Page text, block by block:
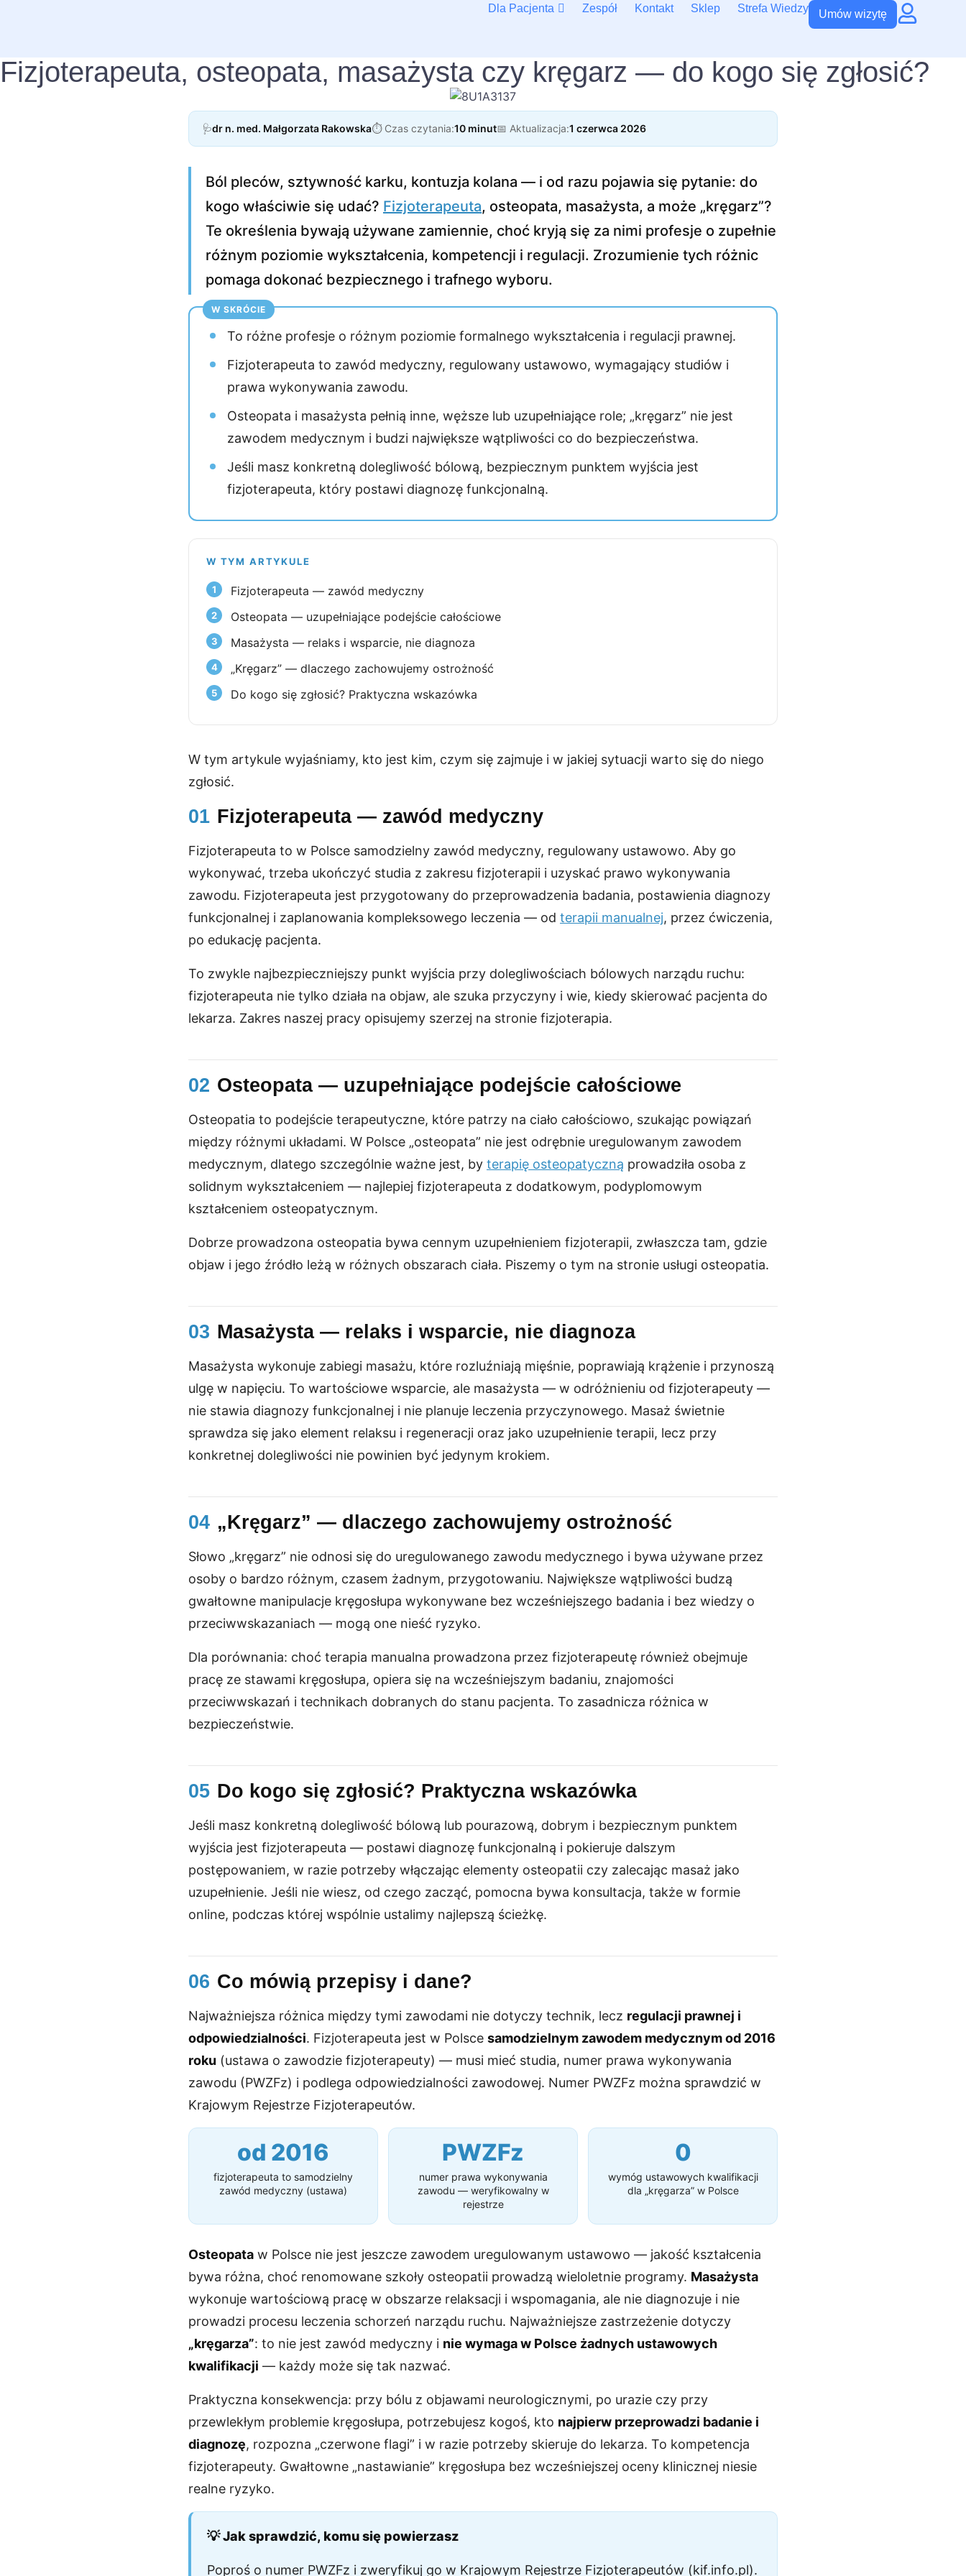
Dla Pacjenta Zespół Kontakt Sklep Strefa Wiedzy Umów wizytę
Fizjoterapeuta, osteopata, masażysta czy kręgarz — do kogo się zgłosić?
🩺dr n. med. Małgorzata Rakowska⏱️ Czas czytania:10 minut📅 Aktualizacja:1 czerwca 2026
Ból pleców, sztywność karku, kontuzja kolana — i od razu pojawia się pytanie: do
kogo właściwie się udać? Fizjoterapeuta, osteopata, masażysta, a może „kręgarz”?
Te określenia bywają używane zamiennie, choć kryją się za nimi profesje o zupełnie
różnym poziomie wykształcenia, kompetencji i regulacji. Zrozumienie tych różnic
pomaga dokonać bezpiecznego i trafnego wyboru.
W SKRÓCIE
To różne profesje o różnym poziomie formalnego wykształcenia i regulacji prawnej.
Fizjoterapeuta to zawód medyczny, regulowany ustawowo, wymagający studiów i
prawa wykonywania zawodu.
Osteopata i masażysta pełnią inne, węższe lub uzupełniające role; „kręgarz” nie jest
zawodem medycznym i budzi największe wątpliwości co do bezpieczeństwa.
Jeśli masz konkretną dolegliwość bólową, bezpiecznym punktem wyjścia jest
fizjoterapeuta, który postawi diagnozę funkcjonalną.
W TYM ARTYKULE
Fizjoterapeuta — zawód medyczny
Osteopata — uzupełniające podejście całościowe
Masażysta — relaks i wsparcie, nie diagnoza
„Kręgarz” — dlaczego zachowujemy ostrożność
Do kogo się zgłosić? Praktyczna wskazówka
W tym artykule wyjaśniamy, kto jest kim, czym się zajmuje i w jakiej sytuacji warto się do niego
zgłosić.
01 Fizjoterapeuta — zawód medyczny
Fizjoterapeuta to w Polsce samodzielny zawód medyczny, regulowany ustawowo. Aby go
wykonywać, trzeba ukończyć studia z zakresu fizjoterapii i uzyskać prawo wykonywania
zawodu. Fizjoterapeuta jest przygotowany do przeprowadzenia badania, postawienia diagnozy
funkcjonalnej i zaplanowania kompleksowego leczenia — od terapii manualnej, przez ćwiczenia,
po edukację pacjenta.
To zwykle najbezpieczniejszy punkt wyjścia przy dolegliwościach bólowych narządu ruchu:
fizjoterapeuta nie tylko działa na objaw, ale szuka przyczyny i wie, kiedy skierować pacjenta do
lekarza. Zakres naszej pracy opisujemy szerzej na stronie fizjoterapia.
02 Osteopata — uzupełniające podejście całościowe
Osteopatia to podejście terapeutyczne, które patrzy na ciało całościowo, szukając powiązań
między różnymi układami. W Polsce „osteopata” nie jest odrębnie uregulowanym zawodem
medycznym, dlatego szczególnie ważne jest, by terapię osteopatyczną prowadziła osoba z
solidnym wykształceniem — najlepiej fizjoterapeuta z dodatkowym, podyplomowym
kształceniem osteopatycznym.
Dobrze prowadzona osteopatia bywa cennym uzupełnieniem fizjoterapii, zwłaszcza tam, gdzie
objaw i jego źródło leżą w różnych obszarach ciała. Piszemy o tym na stronie usługi osteopatia.
03 Masażysta — relaks i wsparcie, nie diagnoza
Masażysta wykonuje zabiegi masażu, które rozluźniają mięśnie, poprawiają krążenie i przynoszą
ulgę w napięciu. To wartościowe wsparcie, ale masażysta — w odróżnieniu od fizjoterapeuty —
nie stawia diagnozy funkcjonalnej i nie planuje leczenia przyczynowego. Masaż świetnie
sprawdza się jako element relaksu i regeneracji oraz jako uzupełnienie terapii, lecz przy
konkretnej dolegliwości nie powinien być jedynym krokiem.
04 „Kręgarz” — dlaczego zachowujemy ostrożność
Słowo „kręgarz” nie odnosi się do uregulowanego zawodu medycznego i bywa używane przez
osoby o bardzo różnym, czasem żadnym, przygotowaniu. Największe wątpliwości budzą
gwałtowne manipulacje kręgosłupa wykonywane bez wcześniejszego badania i bez wiedzy o
przeciwwskazaniach — mogą one nieść ryzyko.
Dla porównania: choć terapia manualna prowadzona przez fizjoterapeutę również obejmuje
pracę ze stawami kręgosłupa, opiera się na wcześniejszym badaniu, znajomości
przeciwwskazań i technikach dobranych do stanu pacjenta. To zasadnicza różnica w
bezpieczeństwie.
05 Do kogo się zgłosić? Praktyczna wskazówka
Jeśli masz konkretną dolegliwość bólową lub pourazową, dobrym i bezpiecznym punktem
wyjścia jest fizjoterapeuta — postawi diagnozę funkcjonalną i pokieruje dalszym
postępowaniem, w razie potrzeby włączając elementy osteopatii czy zalecając masaż jako
uzupełnienie. Jeśli nie wiesz, od czego zacząć, pomocna bywa konsultacja, także w formie
online, podczas której wspólnie ustalimy najlepszą ścieżkę.
06 Co mówią przepisy i dane?
Najważniejsza różnica między tymi zawodami nie dotyczy technik, lecz regulacji prawnej i
odpowiedzialności. Fizjoterapeuta jest w Polsce samodzielnym zawodem medycznym od 2016
roku (ustawa o zawodzie fizjoterapeuty) — musi mieć studia, numer prawa wykonywania
zawodu (PWZFz) i podlega odpowiedzialności zawodowej. Numer PWZFz można sprawdzić w
Krajowym Rejestrze Fizjoterapeutów.
od 2016
fizjoterapeuta to samodzielny
zawód medyczny (ustawa)
PWZFz
numer prawa wykonywania
zawodu — weryfikowalny w
rejestrze
0
wymóg ustawowych kwalifikacji
dla „kręgarza” w Polsce
Osteopata w Polsce nie jest jeszcze zawodem uregulowanym ustawowo — jakość kształcenia
bywa różna, choć renomowane szkoły osteopatii prowadzą wieloletnie programy. Masażysta
wykonuje wartościową pracę w obszarze relaksacji i wspomagania, ale nie diagnozuje i nie
prowadzi procesu leczenia schorzeń narządu ruchu. Najważniejsze zastrzeżenie dotyczy
„kręgarza”: to nie jest zawód medyczny i nie wymaga w Polsce żadnych ustawowych
kwalifikacji — każdy może się tak nazwać.
Praktyczna konsekwencja: przy bólu z objawami neurologicznymi, po urazie czy przy
przewlekłym problemie kręgosłupa, potrzebujesz kogoś, kto najpierw przeprowadzi badanie i
diagnozę, rozpozna „czerwone flagi” i w razie potrzeby skieruje do lekarza. To kompetencja
fizjoterapeuty. Gwałtowne „nastawianie” kręgosłupa bez wcześniejszej oceny klinicznej niesie
realne ryzyko.
💡 Jak sprawdzić, komu się powierzasz
Poproś o numer PWZFz i zweryfikuj go w Krajowym Rejestrze Fizjoterapeutów (kif.info.pl).